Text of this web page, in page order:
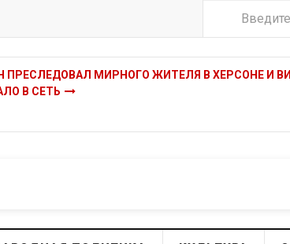
ПРЕСЛЕДОВАЛ МИРНОГО ЖИТЕЛЯ В ХЕРСОНЕ И
В СЕТЬ